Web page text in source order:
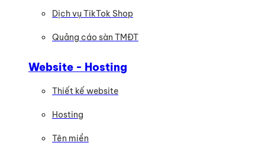
Dịch vụ TikTok Shop
Quảng cáo sàn TMĐT
Website - Hosting
Thiết kế website
Hosting
Tên miền